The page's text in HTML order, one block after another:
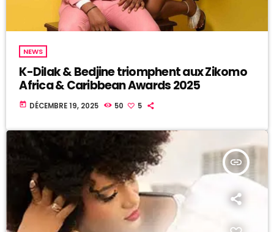
NEWS
K-Dilak & Bedjine triomphent aux Zikomo
Africa & Caribbean Awards 2025
today DÉCEMBRE 19, 2025 50 5
insert_link